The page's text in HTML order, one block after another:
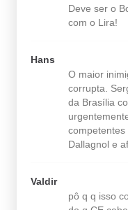
Deve ser o
com o Lira!
Hans
O maior
corrupta.
da Brasília
competentes
Dallagnol e
Valdir
pô q q isso